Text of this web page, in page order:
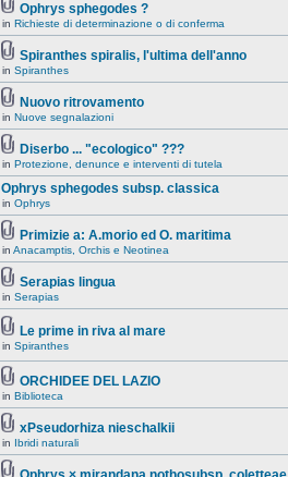
Ophrys sphegodes ?
in Richieste di determinazione o di conferma
Spiranthes spiralis, l'ultima dell'anno
in Spiranthes
Nuovo ritrovamento
in Nuove segnalazioni
Diserbo ... "ecologico" ???
in Protezione, denunce e interventi di tutela
Ophrys sphegodes subsp. classica
in Ophrys
Primizie a: A.morio ed O. maritima
in Anacamptis, Orchis e Neotinea
Serapias lingua
in Serapias
Le prime in riva al mare
in Spiranthes
ORCHIDEE DEL LAZIO
in Biblioteca
xPseudorhiza nieschalkii
in Ibridi naturali